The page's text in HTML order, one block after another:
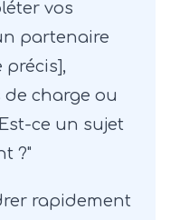
vos
partenaire
précis],
charge ou
ce un sujet
?"
rapidement